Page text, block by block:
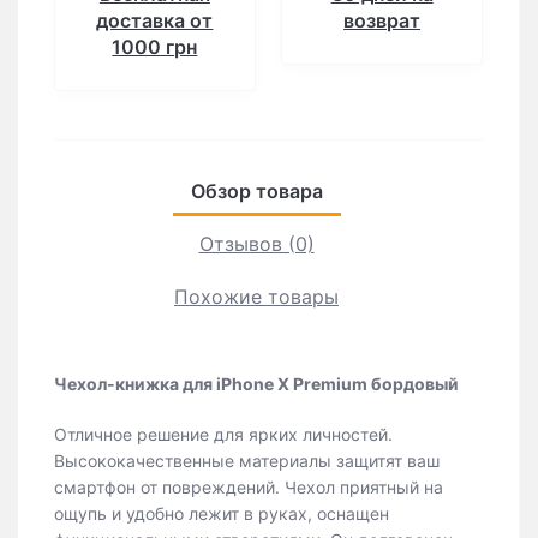
доставка от
1000 грн
возврат
Обзор товара
Отзывов (0)
Похожие товары
Чехол-книжка для iPhone X Premium бордовый
Отличное решение для ярких личностей.
Высококачественные материалы защитят ваш
смартфон от повреждений. Чехол приятный на
ощупь и удобно лежит в руках, оснащен